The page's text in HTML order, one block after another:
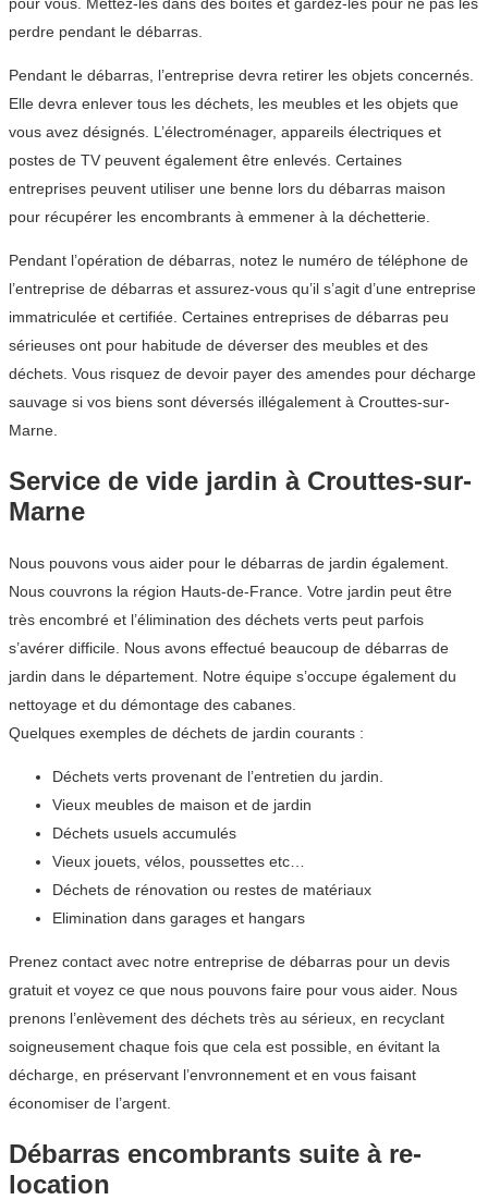
perdre pendant le débarras.
Pendant le débarras, l’entreprise devra retirer les objets concernés.
Elle devra enlever tous les déchets, les meubles et les objets que
vous avez désignés. L’électroménager, appareils électriques et
postes de TV peuvent également être enlevés. Certaines
entreprises peuvent utiliser une benne lors du débarras maison
pour récupérer les encombrants à emmener à la déchetterie.
Pendant l’opération de débarras, notez le numéro de téléphone de
l’entreprise de débarras et assurez-vous qu’il s’agit d’une entreprise
immatriculée et certifiée. Certaines entreprises de débarras peu
sérieuses ont pour habitude de déverser des meubles et des
déchets. Vous risquez de devoir payer des amendes pour décharge
sauvage si vos biens sont déversés illégalement à Crouttes-sur-
Marne.
Service de vide jardin à Crouttes-sur-
Marne
Nous pouvons vous aider pour le débarras de jardin également.
Nous couvrons la région Hauts-de-France. Votre jardin peut être
très encombré et l’élimination des déchets verts peut parfois
s’avérer difficile. Nous avons effectué beaucoup de débarras de
jardin dans le département. Notre équipe s’occupe également du
nettoyage et du démontage des cabanes.
Quelques exemples de déchets de jardin courants :
Déchets verts provenant de l’entretien du jardin.
Vieux meubles de maison et de jardin
Déchets usuels accumulés
Vieux jouets, vélos, poussettes etc…
Déchets de rénovation ou restes de matériaux
Elimination dans garages et hangars
Prenez contact avec notre entreprise de débarras pour un devis
gratuit et voyez ce que nous pouvons faire pour vous aider. Nous
prenons l’enlèvement des déchets très au sérieux, en recyclant
soigneusement chaque fois que cela est possible, en évitant la
décharge, en préservant l’envronnement et en vous faisant
économiser de l’argent.
Débarras encombrants suite à re-
location